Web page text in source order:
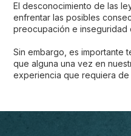
El desconocimiento de las
enfrentar las posibles
preocupación e inseguridad
Sin embargo, es importante
que alguna una vez en
experiencia que requiera de